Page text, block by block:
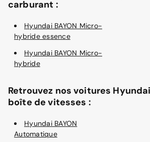
carburant :
Hyundai BAYON Micro-
hybride essence
Hyundai BAYON Micro-
hybride
Retrouvez nos voitures
boîte de vitesses :
Hyundai BAYON
Automatique